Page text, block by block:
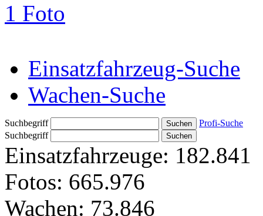
1 Foto
Einsatzfahrzeug-Suche
Wachen-Suche
Suchbegriff
Profi-Suche
Suchbegriff
Einsatzfahrzeuge: 182.841
Fotos: 665.976
Wachen: 73.846